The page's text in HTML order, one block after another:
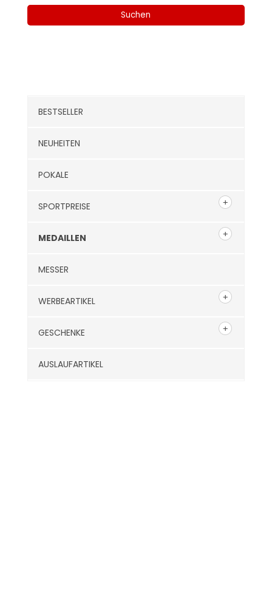
Suchen
BESTSELLER
NEUHEITEN
POKALE
SPORTPREISE
MEDAILLEN
MESSER
WERBEARTIKEL
GESCHENKE
AUSLAUFARTIKEL